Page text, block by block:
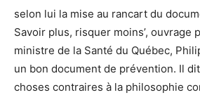
selon lui la mise au rancart du
Savoir plus, risquer moins’, ouvrage
ministre de la Santé du Québec,
un bon document de prévention. Il
choses contraires à la philosophie